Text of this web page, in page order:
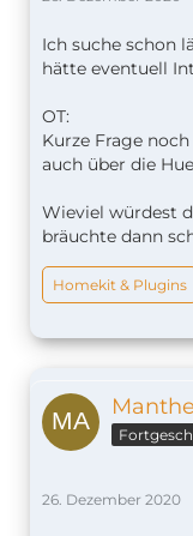
Ich suche schon
hätte eventuell
OT:
Kurze Frage
auch über die
Wieviel würdest
bräuchte dann
Homekit & Plugins
26. Dezember 2020